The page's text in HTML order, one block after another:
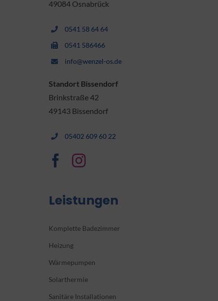
49084 Osnabrück
0541 58 64 64
0541 586466
info@wenzel-os.de
Standort Bissendorf
Brinkstraße 42
49143 Bissendorf
05402 609 60 22
Leistungen
Komplette Badezimmer
Heizung
Wärmepumpen
Solarthermie
Sanitäre Installationen